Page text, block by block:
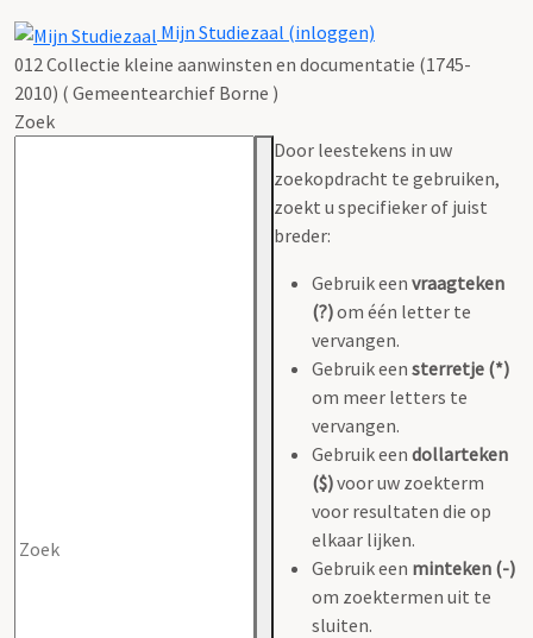
Mijn Studiezaal (inloggen)
012 Collectie kleine aanwinsten en documentatie (1745-
2010) ( Gemeentearchief Borne )
Zoek
Door leestekens in uw
zoekopdracht te gebruiken,
zoekt u specifieker of juist
breder:
Gebruik een vraagteken
(?)om één letter te
vervangen.
Gebruik een sterretje (*)
om meer letters te
vervangen.
Gebruik een dollarteken
($)voor uw zoekterm
voor resultaten die op
elkaar lijken.
Gebruik een minteken (-)
om zoektermen uit te
sluiten.